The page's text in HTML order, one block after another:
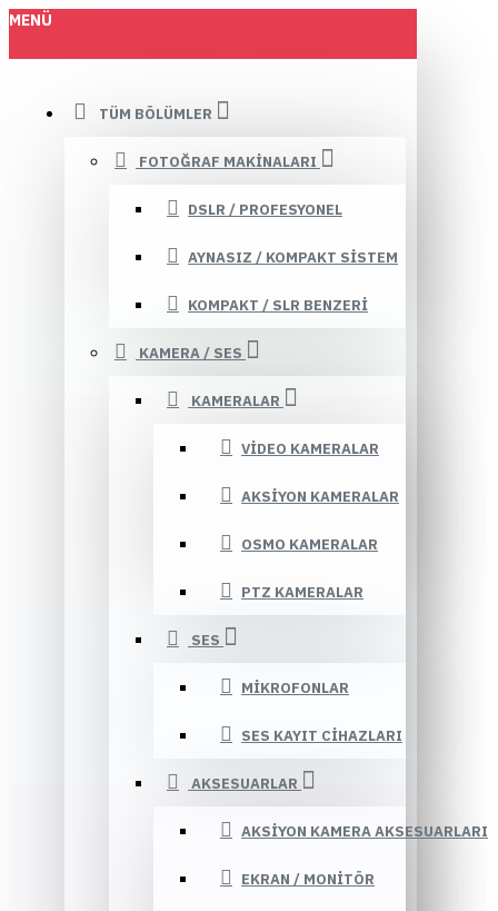
MENÜ
TÜM BÖLÜMLER
FOTOĞRAF MAKINALARI
DSLR / PROFESYONEL
AYNASIZ / KOMPAKT SISTEM
KOMPAKT / SLR BENZERI
KAMERA / SES
KAMERALAR
VIDEO KAMERALAR
AKSIYON KAMERALAR
OSMO KAMERALAR
PTZ KAMERALAR
SES
MIKROFONLAR
SES KAYIT CIHAZLARI
AKSESUARLAR
AKSIYON KAMERA AKSESUARLARI
EKRAN / MONITÖR